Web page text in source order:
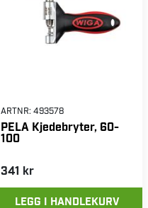
ARTNR: 493578
PELA Kjedebryter, 60-
100
341 kr
LEGG I HANDLEKURV